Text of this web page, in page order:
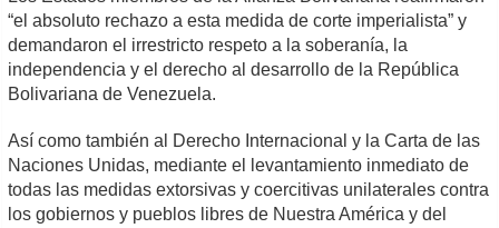
“el absoluto rechazo a esta medida de corte imperialista” y
demandaron el irrestricto respeto a la soberanía, la
independencia y el derecho al desarrollo de la República
Bolivariana de Venezuela.
Así como también al Derecho Internacional y la Carta de las
Naciones Unidas, mediante el levantamiento inmediato de
todas las medidas extorsivas y coercitivas unilaterales contra
los gobiernos y pueblos libres de Nuestra América y del